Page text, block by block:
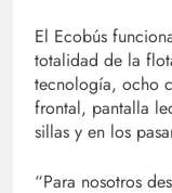
El Ecobús
totalidad de la
tecnología, ocho
frontal, pantalla
sillas y en los
“Para nosotros